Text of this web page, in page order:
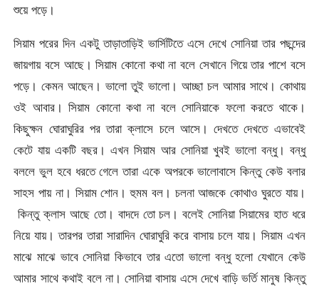
শুয়ে পড়ে।
সিয়াম পরের দিন একটু তাড়াতাড়িই ভার্সিটিতে এসে দেখে সোনিয়া তার পছন্দের
জায়গায় বসে আছে। সিয়াম কোনো কথা না বলে সেখানে গিয়ে তার পাশে বসে
পড়ে। কেমন আছেন। ভালো তুই ভালো। আচ্ছা চল আমার সাথে। কোথায়
ওই আবার। সিয়াম কোনো কথা না বলে সোনিয়াকে ফলো করতে থাকে।
কিছুক্ষন ঘোরাঘুরির পর তারা ক্লাসে চলে আসে। দেখতে দেখতে এভাবেই
কেটে যায় একটি বছর। এখন সিয়াম আর সোনিয়া খুবই ভালো বন্ধু। বন্ধু
বললে ভুল হবে ধরতে গেলে তারা একে অপরকে ভালোবাসে কিন্তু কেউ বলার
সাহস পায় না। সিয়াম শোন। হুমম বল। চলনা আজকে কোথাও ঘুরতে যায়।
কিন্তু ক্লাস আছে তো। বাদদে তো চল। বলেই সোনিয়া সিয়ামের হাত ধরে
নিয়ে যায়। তারপর তারা সারাদিন ঘোরাঘুরি করে বাসায় চলে যায়। সিয়াম এখন
মাঝে মাঝে ভাবে সোনিয়া কিভাবে তার এতো ভালো বন্ধু হলো যেখানে কেউ
আমার সাথে কথাই বলে না। সোনিয়া বাসায় এসে দেখে বাড়ি ভর্তি মানুষ কিন্তু